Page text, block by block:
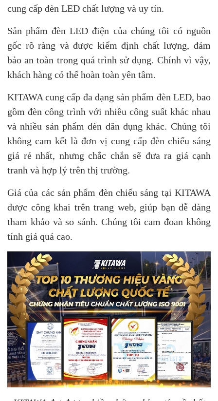
cung cấp đèn LED chất lượng và uy tín.
Sản phẩm đèn LED điện của chúng tôi có nguồn
gốc rõ ràng và được kiểm định chất lượng, đảm
bảo an toàn trong quá trình sử dụng. Chính vì vậy,
khách hàng có thể hoàn toàn yên tâm.
KITAWA cung cấp đa dạng sản phẩm đèn LED, bao
gồm đèn công trình với nhiều công suất khác nhau
và nhiều sản phẩm đèn dân dụng khác. Chúng tôi
không cam kết là đơn vị cung cấp đèn chiếu sáng
giá rẻ nhất, nhưng chắc chắn sẽ đưa ra giá cạnh
tranh và hợp lý trên thị trường.
Giá của các sản phẩm đèn chiếu sáng tại KITAWA
được công khai trên trang web, giúp bạn dễ dàng
tham khảo và so sánh. Chúng tôi cam đoan không
tính giá quá cao.